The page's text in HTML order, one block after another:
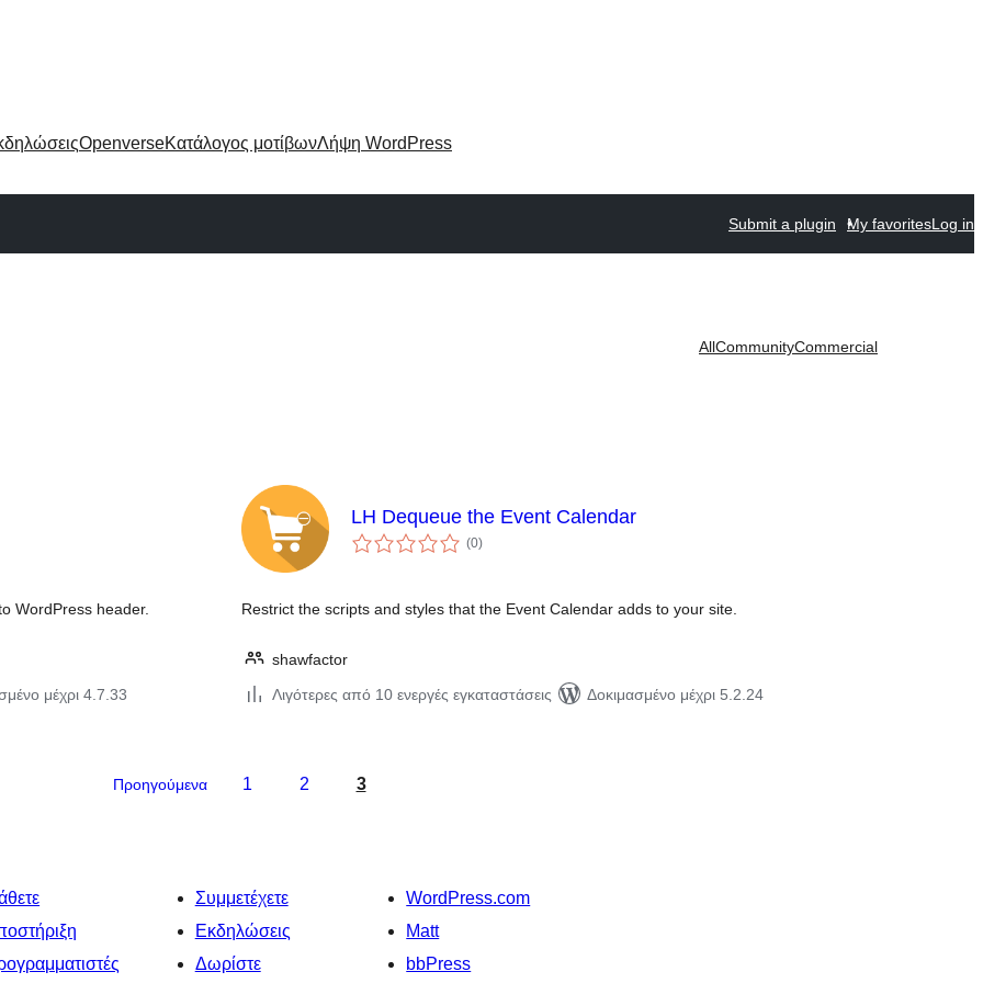
OpenverseΚατάλογος μοτίβωνΛήψη WordPress
Submit a plugin My favoritesLog in
AllCommunityCommercial
WordPress header.
μέχρι 4.7.33
LH Dequeue the Event Calendar
(0αξιολογήσεις
σύνολο
)
Restrict the scripts and styles that the Event Calendar adds to your site.
shawfactor
Λιγότερες από 10 ενεργές εγκαταστάσεις
Δοκιμασμένο μέχρι 5.2.24
Προηγούμενα 1 2 3
Συμμετέχετε
Εκδηλώσεις
Δωρίστε
WordPress.com
Matt
bbPress